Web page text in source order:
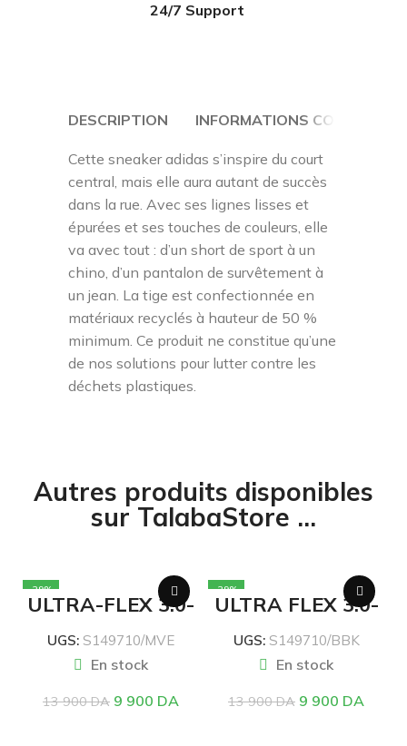
24/7 Support
DESCRIPTION INFORMATIONS
Cette sneaker adidas s’inspire du court
central, mais elle aura autant de succès
dans la rue. Avec ses lignes lisses et
épurées et ses touches de couleurs, elle
va avec tout : d’un short de sport à un
chino, d’un pantalon de survêtement à
un jean. La tige est confectionnée en
matériaux recyclés à hauteur de 50 %
minimum. Ce produit ne constitue qu’une
de nos solutions pour lutter contre les
déchets plastiques.
Autres produits disponibles
sur TalabaStore ...
-29%
ULTRA-FLEX 3.0-
BRILLIANT PATH-
SKECHERS
UGS: S149710/MVE
En stock
13 900DA 9 900 DA
-29%
ULTRA FLEX 3.0-
BRILLIANT PATH-
SKECHERS
UGS: S149710/BBK
En stock
13 900DA 9 900 DA